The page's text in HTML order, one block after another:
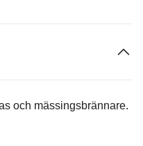
och mässingsbrännare.